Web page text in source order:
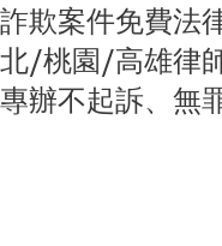
詐欺案件免費法
北/桃園/高雄律
專辦不起訴、無